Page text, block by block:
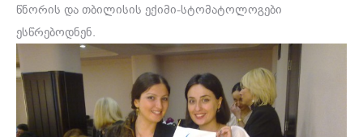
წნორის და თბილისის ექიმი-სტომატოლოგები
ესწრებოდნენ.